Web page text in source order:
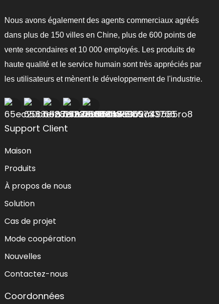
Nous avons également des agents commerciaux agréés
dans plus de 150 villes en Chine, plus de 600 points de
vente secondaires et 10 000 employés. Les produits de
haute qualité et le service humain sont très appréciés par
les utilisateurs et mènent le développement de l'industrie.
Support Client
Maison
Produits
À propos de nous
Solution
Cas de projet
Mode coopération
Nouvelles
Contactez-nous
Coordonnées